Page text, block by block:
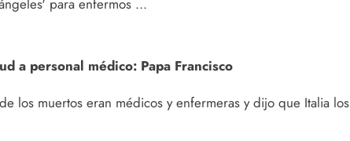
a personal médico: Papa Francisco
los muertos eran médicos y enfermeras y dijo que Italia los